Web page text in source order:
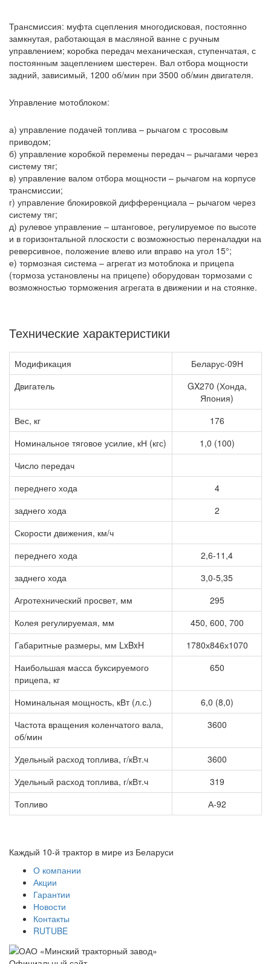
Трансмиссия: муфта сцепления многодисковая, постоянно
замкнутая, работающая в масляной ванне с ручным
управлением; коробка передач механическая, ступенчатая, с
постоянным зацеплением шестерен. Вал отбора мощности
задний, зависимый, 1200 об/мин при 3500 об/мин двигателя.
Управление мотоблоком:
а) управление подачей топлива – рычагом с тросовым
приводом;
б) управление коробкой перемены передач – рычагами через
систему тяг;
в) управление валом отбора мощности – рычагом на корпусе
трансмиссии;
г) управление блокировкой дифференциала – рычагом через
систему тяг;
д) рулевое управление – штанговое, регулируемое по высоте
и в горизонтальной плоскости с возможностью переналадки на
реверсивное, положение влево или вправо на угол 15°;
е) тормозная система – агрегат из мотоблока и прицепа
(тормоза установлены на прицепе) оборудован тормозами с
возможностью торможения агрегата в движении и на стоянке.
Технические характеристики
Модификация
Беларус-09Н
Двигатель
GX270 (Хонда,
Япония)
Вес, кг
176
Номинальное тяговое усилие, кН (кгс)
1,0 (100)
Число передач
переднего хода
4
заднего хода
2
Скорости движения, км/ч
переднего хода
2,6-11,4
заднего хода
3,0-5,35
Агротехнический просвет, мм
295
Колея регулируемая, мм
450, 600, 700
Габаритные размеры, мм LxBxH
1780х846х1070
Наибольшая масса буксируемого
прицепа, кг
650
Номинальная мощность, кВт (л.с.)
6,0 (8,0)
Частота вращения коленчатого вала,
об/мин
3600
Удельный расход топлива, г/кВт.ч
3600
Удельный расход топлива, г/кВт.ч
319
Топливо
А-92
Каждый 10-й трактор в мире из Беларуси
О компании
Акции
Гарантии
Новости
Контакты
RUTUBE